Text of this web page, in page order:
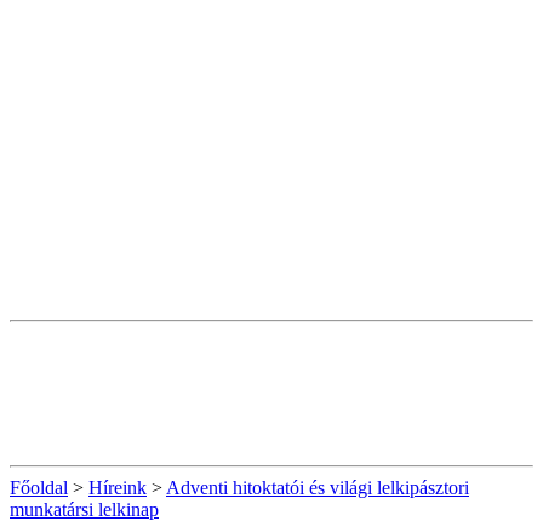
Főoldal > Híreink > Adventi hitoktatói és világi lelkipásztori
munkatársi lelkinap